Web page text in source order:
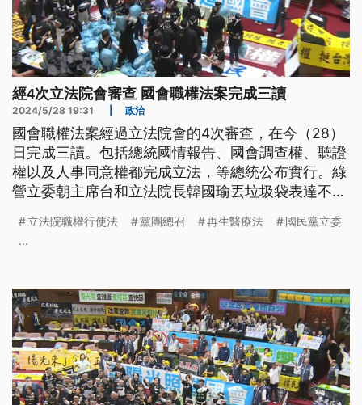
經4次立法院會審查 國會職權法案完成三讀
2024/5/28 19:31 政治
國會職權法案經過立法院會的4次審查，在今（28）
日完成三讀。包括總統國情報告、國會調查權、聽證
權以及人事同意權都完成立法，等總統公布實行。綠
營立委朝主席台和立法院長韓國瑜丟垃圾袋表達不
案被排開，和藍委陸續發生激烈口角衝突。國民黨團
總召傅崐萁則喊話總統賴清德不要再鼓動民眾。民進
立法院職權行使法 黨團總召 再生醫療法
國民黨立委
...